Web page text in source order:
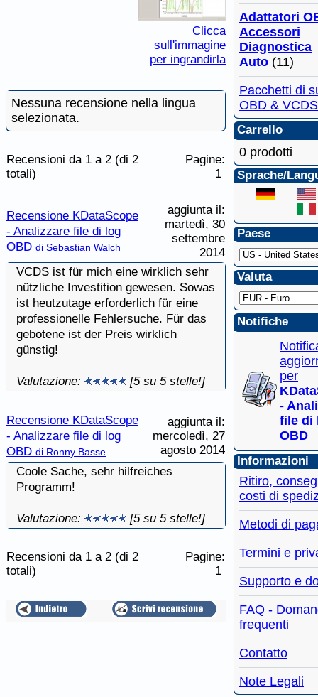
Clicca
sull'immagine
per ingrandirla
Nessuna recensione nella lingua
selezionata.
Recensioni da 1 a 2 (di 2
totali)
Pagine:
1
Recensione KDataScope
- Analizzare file di log
OBD di Sebastian Walch
aggiunta il:
martedì, 30
settembre
2014
VCDS ist für mich eine wirklich sehr
nützliche Investition gewesen. Sowas
ist heutzutage erforderlich für eine
professionelle Fehlersuche. Für das
gebotene ist der Preis wirklich
günstig!
Valutazione: [5 su 5 stelle!]
Recensione KDataScope
- Analizzare file di log
OBD di Ronny Basse
aggiunta il:
mercoledì, 27
agosto 2014
Coole Sache, sehr hilfreiches
Programm!
Valutazione: [5 su 5 stelle!]
Recensioni da 1 a 2 (di 2
totali)
Pagine:
1
Adattatori
Accessori
Diagnostica
Auto (11)
Pacchetti di
OBD & VCDS
Carrello
0 prodotti
Sprache/
Paese
Valuta
Notifiche
per
-
file di
OBD
Informazioni
Ritiro,
costi di
Metodi di
Termini e
Supporto e
FAQ -
frequenti
Contatto
Note Legali